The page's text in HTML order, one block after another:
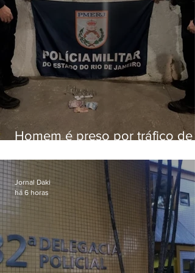
Homem é preso por tráfico de
Jornal Daki
há 6 horas